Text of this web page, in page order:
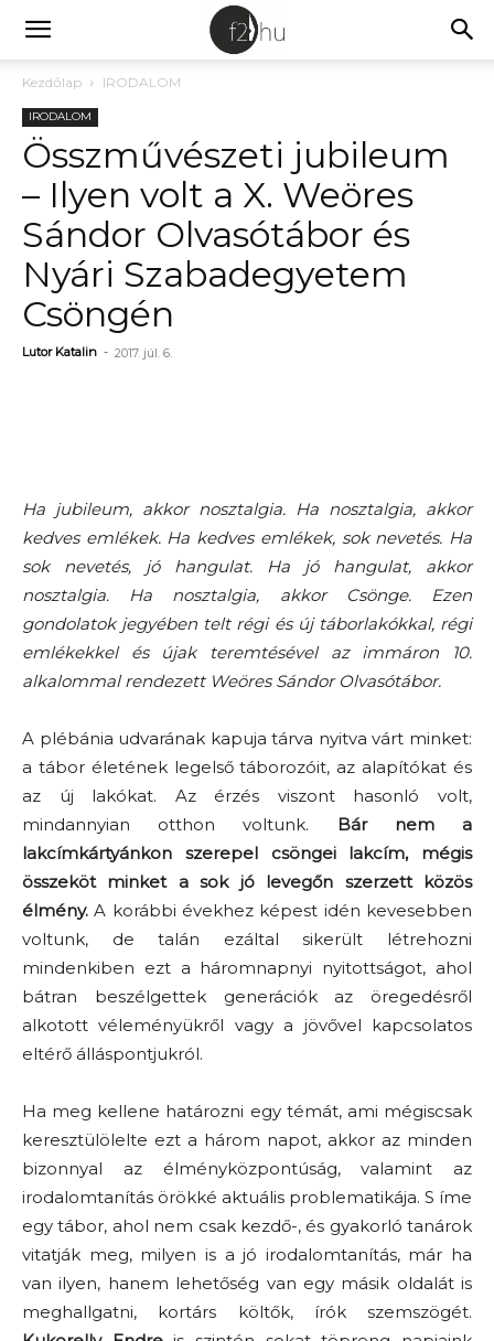
Kezdőlap IRODALOM
IRODALOM
Összművészeti jubileum
– Ilyen volt a X. Weöres
Sándor Olvasótábor és
Nyári Szabadegyetem
Csöngén
Lutor Katalin - 2017. júl. 6.
Ha jubileum, akkor nosztalgia. Ha nosztalgia, akkor
kedves emlékek. Ha kedves emlékek, sok nevetés. Ha
sok nevetés, jó hangulat. Ha jó hangulat, akkor
nosztalgia. Ha nosztalgia, akkor Csönge. Ezen
gondolatok jegyében telt régi és új táborlakókkal, régi
emlékekkel és újak teremtésével az immáron 10.
alkalommal rendezett Weöres Sándor Olvasótábor.
A plébánia udvarának kapuja tárva nyitva várt minket:
a tábor életének legelső táborozóit, az alapítókat és
az új lakókat. Az érzés viszont hasonló volt,
mindannyian otthon voltunk. Bár nem a
lakcímkártyánkon szerepel csöngei lakcím, mégis
összeköt minket a sok jó levegőn szerzett közös
élmény. A korábbi évekhez képest idén kevesebben
voltunk, de talán ezáltal sikerült létrehozni
mindenkiben ezt a háromnapnyi nyitottságot, ahol
bátran beszélgettek generációk az öregedésről
alkotott véleményükről vagy a jövővel kapcsolatos
eltérő álláspontjukról.
Ha meg kellene határozni egy témát, ami mégiscsak
keresztülölelte ezt a három napot, akkor az minden
bizonnyal az élményközpontúság, valamint az
irodalomtanítás örökké aktuális problematikája. S íme
egy tábor, ahol nem csak kezdő-, és gyakorló tanárok
vitatják meg, milyen is a jó irodalomtanítás, már ha
van ilyen, hanem lehetőség van egy másik oldalát is
meghallgatni, kortárs költők, írók szemszögét.